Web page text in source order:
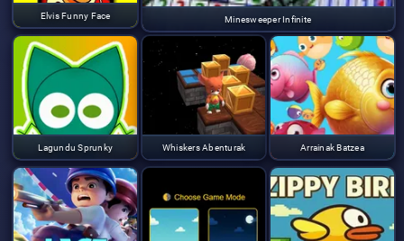
Minesweeper Infinite
Elvis Funny Face
Lagundu Sprunky Whiskers Abenturak Arrainak Batzea